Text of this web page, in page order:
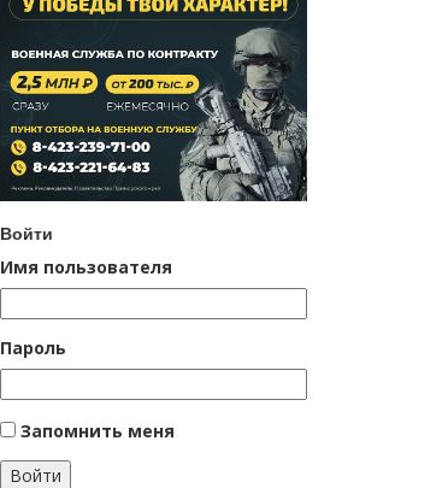
Войти
Имя пользователя
Пароль
Запомнить меня
Войти